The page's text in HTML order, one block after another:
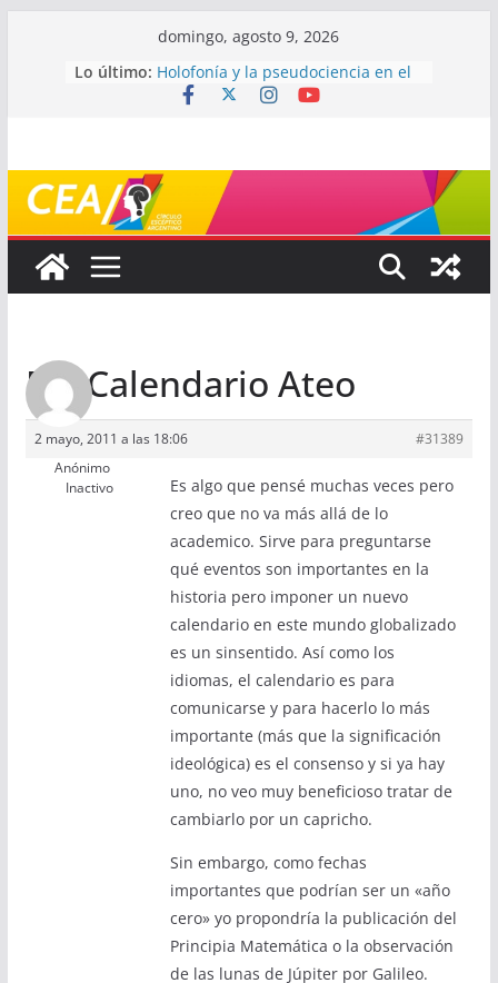
domingo, agosto 9, 2026
Lo último: Holofonía y la pseudociencia en el
audio
Mayéutica (o cómo debatir sin
terminar a los golpes)
Somos menos capaces de lo que
Re: Calendario Ateo
2 mayo, 2011 a las 18:06
#31389
Anónimo
Inactivo
Es algo que pensé muchas veces pero
creo que no va más allá de lo
academico. Sirve para preguntarse
qué eventos son importantes en la
historia pero imponer un nuevo
calendario en este mundo globalizado
es un sinsentido. Así como los
idiomas, el calendario es para
comunicarse y para hacerlo lo más
importante (más que la significación
ideológica) es el consenso y si ya hay
uno, no veo muy beneficioso tratar de
cambiarlo por un capricho.
Sin embargo, como fechas
importantes que podrían ser un «año
cero» yo propondría la publicación del
Principia Matemática o la observación
de las lunas de Júpiter por Galileo.